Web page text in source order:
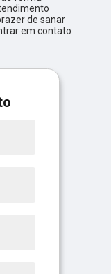
de sanar
em contato